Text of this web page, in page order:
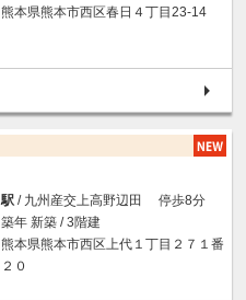
熊本県熊本市西区春日４丁目23-14
駅 / 九州産交上高野辺田 停歩8分
築年 新築 / 3階建
熊本県熊本市西区上代１丁目２７１番
２０